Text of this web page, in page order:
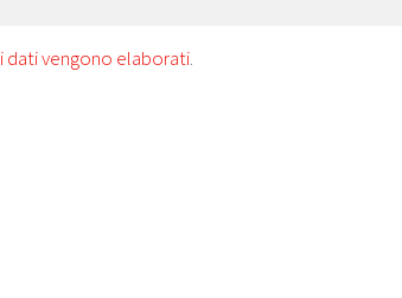
dati vengono elaborati.